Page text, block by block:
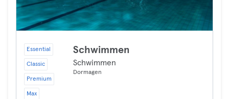
Essential
Classic
Premium
Max
Schwimmen
Schwimmen
Dormagen